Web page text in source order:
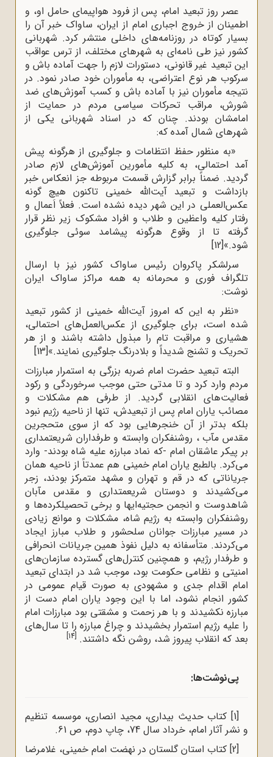
عصر روز تبعید امام، پس از فرود هواپیمای حامل او، و
اطمینان از خروج اجباری امام از ایران، ساواک خبر آن را
بسیار کوتاه در روزنامه‌های داخلی منتشر کرد. شهربانی
کشور نیز طی نامه‌ای به شهرهای مختلف، از ترس عواقب
این تبعید غیر قانونی، دستورات لازم را جهت آماده باش و
سرکوب هر نوع اعتراضی، به مأموران خود صادر نمود. در
نتیجه مأموران نیز با آماده باش و کسب آموزش‌های ضد
شورش، مراقب تحرکات سیاسی مردم در حمایت از
امامشان بودند. چنان که در اسناد شهربانی یکی از
شهرهای شمال آمده که:
«به منظور حفظ انتظامات و جلوگیری از هرگونه پیش
آمد احتمالی، به کلیه مأمورین آموزش‌های لازم صادر
گردید. ضمناً برابر گزارش قسمت مربوطه جز انعکاس خبر
بازداشت و تبعید آیت‌الله خمینی تاکنون هیچ گونه
عکس‌العملی در این شهر دیده نشده است. فعلاً اَعمال و
رفتار کلیه واعظین و طلاب و افراد مشکوک زیر نظر قرار
گرفته تا از وقوع هر‌گونه پیشامد سوئی جلوگیری
شود.»[12]
سرلشکر پاکروان رئیس ساواک کشور نیز با ارسال
تلگراف فوری و محرمانه به همه مراکز ساواک ایران
نوشت:
«نظر به این که امروز آیت‌الله خمینی از کشور تبعید
شده است، برای جلوگیری از عکس‌العمل‌های احتمالی،
هشیاری و مراقبت تام را مبذول داشته باشند و از هر
تحریک و تشنج شدیداً و بلادرنگ جلوگیری نمایند.»[13]
البته تبعید حضرت امام ضربه بزرگی به استمرار مبارزات
مردم وارد کرد و تا مدتی حتی موجب سرخوردگی و رکود
فعالیت‌های انقلابی گردید. از طرفی هم مشکلات و
مصائب یاران امام پس از تبعیدش، تنها از ناحیه رژیم نبود
بلکه بدتر از آن خنجرهایی بود که از سوی متحجرین
مقدس مآب ، روشنفکران وابسته و طرفداران شریعتمداری
بر پیکر عاشقان امام -که نماد مبارزه علیه شاه بودند- وارد
می‌کرد. بالطبع یاران امام خمینی هم عمدتاً از ناحیه همان
جریاناتی که در قم و تهران و مشهد متمرکز بودند، زجر
می‌کشیدند و دوستان شریعمتداری و مقدس مآبان
شاهدوست و انجمن حجتیه‌ا‌یها و برخی تحصیلکرده‌ها و
روشنفکران وابسته به رژیم شاه، مشکلات و موانع زیادی
در مسیر مبارزات جوانان سلحشور و طلاب مبارز ایجاد
می‌کردند. متأسفانه به دلیل نفوذ همین جریانات انحرافی
و طرفدار رژیم، و همچنین کنترل‌های گسترده سازمان‌های
امنیتی و نظامی حکومت بود، موجب شد در ابتدای تبعید
امام اقدام جدی و مشهودی به صورت قیام عمومی در
کشور انجام نشود، اما با این وجود یاران امام دست از
مبارزه نکشیدند و با هر زحمت و مشقتی بود مبارزات امام
را علیه رژیم استمرار بخشیدند و چراغ مبارزه را تا سال‌‌های
بعد که انقلاب پیروز شد، روشن نگه داشتند. [14]
پی‌نوشت‌ها:
[1]
کتاب حدیث بیدارى، مجید انصاری، موسسه تنظیم
و نشر آثار امام، خرداد سال 74، چاپ دوم، ص 61.
[2]
کتاب استان گلستان در نهضت امام خمینی، غلامرضا